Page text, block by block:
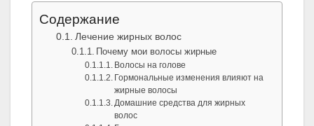
Содержание
Лечение жирных волос
Почему мои волосы жирные
Волосы на голове
Гормональные изменения влияют на
жирные волосы
Домашние средства для жирных
волос